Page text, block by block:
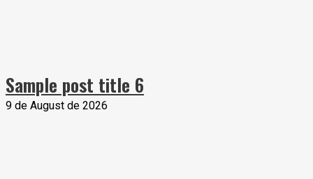
Sample post title 6
9 de August de 2026